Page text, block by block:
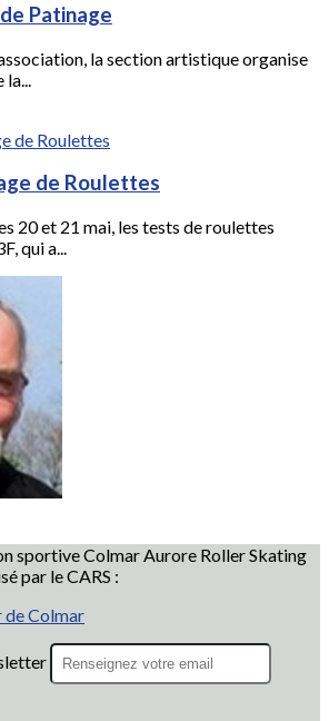
Patinage
la section artistique organise
de Roulettes
20 et 21 mai, les tests de roulettes
qui a...
sportive Colmar Aurore Roller Skating
par le CARS :
de Colmar